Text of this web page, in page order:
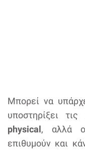
Μπορεί να
υποστηρίξει
physical, αλλά
επιθυμούν και